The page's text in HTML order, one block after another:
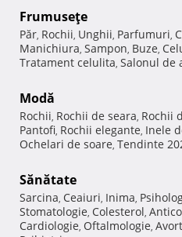
Frumuseţe
Păr, Rochii, Unghii, Parfumuri,
Manichiura, Sampon, Buze,
Tratament celulita, Salonul de
Modă
Rochii, Rochii de seara, Rochii
Pantofi, Rochii elegante, Inele
Ochelari de soare, Tendinte
Sănătate
Sarcina, Ceaiuri, Inima,
Stomatologie, Colesterol,
Cardiologie, Oftalmologie, Avort